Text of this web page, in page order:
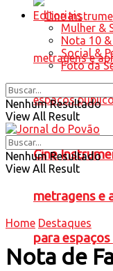
Cine
metragens e
para
Editoriais
Mulher &
Nota 10
Social &
Foto da
Nenhum Resultado
View All Result
Nenhum Resultado
View All Result
Home Destaques
Nota de